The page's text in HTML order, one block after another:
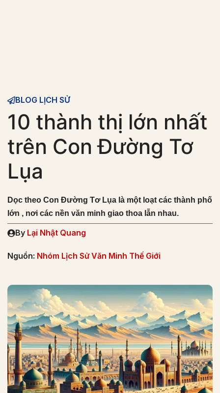
BLOG LỊCH SỬ
10 thành thị lớn nhất
trên Con Đường Tơ
Lụa
Dọc theo Con Đường Tơ Lụa là một loạt các thành phố
lớn , nơi các nền văn minh giao thoa lẫn nhau.
By Lại Nhật Quang
Nguồn: Nhóm Lịch Sử Văn Minh Thế Giới